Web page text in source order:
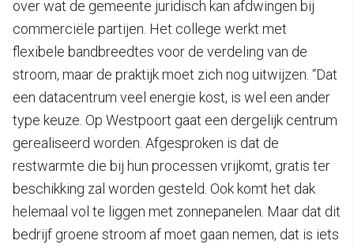
over wat de gemeente juridisch kan afdwingen bij
commerciële partijen. Het college werkt met
flexibele bandbreedtes voor de verdeling van de
stroom, maar de praktijk moet zich nog uitwijzen. “Dat
een datacentrum veel energie kost, is wel een ander
type keuze. Op Westpoort gaat een dergelijk centrum
gerealiseerd worden. Afgesproken is dat de
restwarmte die bij hun processen vrijkomt, gratis ter
beschikking zal worden gesteld. Ook komt het dak
helemaal vol te liggen met zonnepanelen. Maar dat dit
bedrijf groene stroom af moet gaan nemen, dat is iets